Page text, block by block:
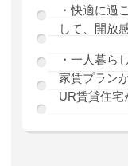
・快適に過
して、開放
・一人暮ら
家賃プラン
UR賃貸住宅